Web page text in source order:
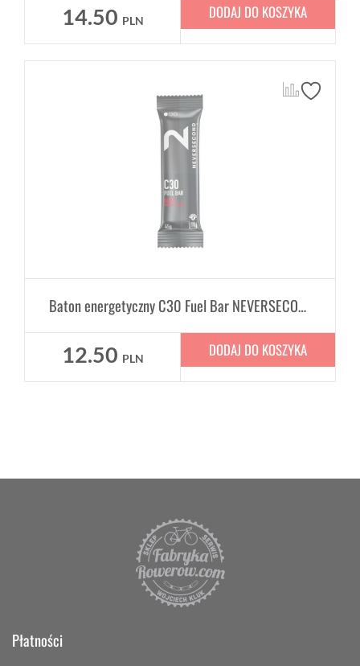
14.50 PLN DODAJ DO KOSZYKA
Baton energetyczny C30 Fuel Bar NEVERSECOND 47g - jagodowy
12.50 PLN DODAJ DO KOSZYKA
Płatności